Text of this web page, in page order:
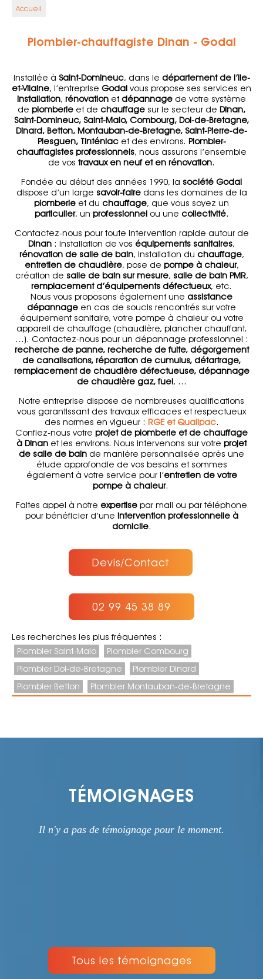
Accueil
Plombier-chauffagiste Dinan - Godal
Installée à Saint-Domineuc, dans le département de l’Ile-
et-Vilaine, l’entreprise Godal vous propose ses services en
installation, rénovation et dépannage de votre système
de plomberie et de chauffage sur le secteur de Dinan,
Saint-Domineuc, Saint-Malo, Combourg, Dol-de-Bretagne,
Dinard, Betton, Montauban-de-Bretagne, Saint-Pierre-de-
Plesguen, Tinténiacet des environs. Plombier-
chauffagistes professionnels, nous assurons l’ensemble
de vos travaux en neuf et en rénovation.
Fondée au début des années 1990, la société Godal
dispose d’un large savoir-fairedans les domaines de la
plomberie et du chauffage, que vous soyez un
particulier, un professionnelou une collectivité.
Contactez-nous pour toute intervention rapide autour de
Dinan : installation de vos équipements sanitaires,
rénovation de salle de bain, installation du chauffage,
entretien de chaudière, pose de pompe à chaleur,
création de salle de bain sur mesure, salle de bain PMR,
remplacement d’équipements défectueux, etc.
Nous vous proposons également une assistance
dépannage en cas de soucis rencontrés sur votre
équipement sanitaire, votre pompe à chaleur ou votre
appareil de chauffage (chaudière, plancher chauffant,
...). Contactez-nous pour un dépannage professionnel :
recherche de panne, recherche de fuite, dégorgement
de canalisations, réparation de cumulus, détartrage,
remplacement de chaudière défectueuse, dépannage
de chaudière gaz, fuel, …
Notre entreprise dispose de nombreuses qualifications
vous garantissant des travaux efficaces et respectueux
des normes en vigueur : RGE et Qualipac.
Confiez-nous votre projet de plomberie et de chauffage
à Dinan et les environs. Nous intervenons sur votre projet
de salle de bain de manière personnalisée après une
étude approfondie de vos besoins et sommes
également à votre service pour l’entretien de votre
pompe à chaleur.
Faites appel à notre expertise par mail ou par téléphone
pour bénéficier d’une intervention professionnelle à
domicile.
Devis/Contact
02 99 45 38 89
Les recherches les plus fréquentes :
Plombier Saint-Malo
Plombier Combourg
Plombier Dol-de-Bretagne
Plombier Dinard
Plombier Betton
Plombier Montauban-de-Bretagne
TÉMOIGNAGES
Il n'y a pas de témoignage pour le moment.
Tous les témoignages